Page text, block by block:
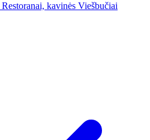
Restoranai, kavinės Viešbučiai